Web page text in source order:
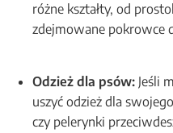
różne kształty, od
zdejmowane pokrowce
Odzież dla psów: Jeśli
uszyć odzież dla
czy pelerynki